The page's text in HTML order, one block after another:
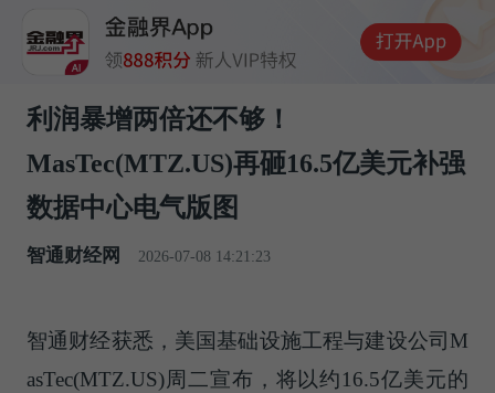
利润暴增两倍还不够！
MasTec(MTZ.US)再砸16.5亿美元补强
数据中心电气版图
智通财经网 2026-07-08 14:21:23
智通财经获悉，美国基础设施工程与建设公司M
asTec(MTZ.US)周二宣布，将以约16.5亿美元的